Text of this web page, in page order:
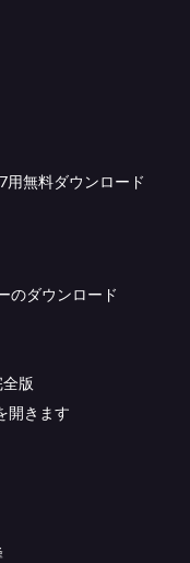
無料ダウンロード
のダウンロード
版
開きます